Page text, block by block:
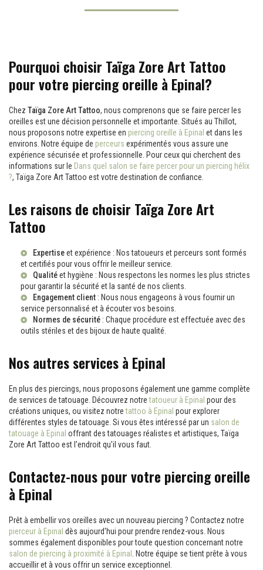
Pourquoi choisir Taïga Zore Art Tattoo
pour votre piercing oreille à Epinal?
Chez Taïga Zore Art Tattoo, nous comprenons que se faire percer les
oreilles est une décision personnelle et importante. Situés au Thillot,
nous proposons notre expertise en piercing oreille à Epinal et dans les
environs. Notre équipe de perceurs expérimentés vous assure une
expérience sécurisée et professionnelle. Pour ceux qui cherchent des
informations sur le Dans quel salon se faire percer pour un piercing hélix
?, Taïga Zore Art Tattoo est votre destination de confiance.
Les raisons de choisir Taïga Zore Art
Tattoo
Expertiseet expérience : Nostatoueurs et perceurs sont formés
et certifiés pour vous offrir le meilleur service.
Qualitéet hygiène : Nous respectons les normes les plus strictes
pour garantir la sécurité et la santé de nos clients.
Engagement client : Nous nous engageons à vous fournir un
service personnalisé et à écouter vos besoins.
Normes de sécurité : Chaque procédure est effectuée avec des
outils stériles et des bijoux de haute qualité.
Nos autres services à Epinal
En plus des piercings, nous proposons également une gamme complète
de services de tatouage. Découvrez notretatoueur à Epinal pour des
créations uniques, ou visitez notretattoo à Epinal pour explorer
différentes styles de tatouage. Si vous êtes intéressé par un salon de
tatouage à Epinal offrant des tatouages réalistes et artistiques, Taïga
Zore Art Tattoo est l'endroit qu'il vous faut.
Contactez-nous pour votre piercing oreille
à Epinal
Prêt à embellir vos oreilles avec un nouveau piercing ? Contactez notre
pierceur à Epinal dès aujourd'hui pour prendre rendez-vous. Nous
sommes également disponibles pour toute question concernant notre
salon de piercing à proximité à Epinal
. Notre équipe se tient prête à vous
accueillir et à vous offrir un service exceptionnel.